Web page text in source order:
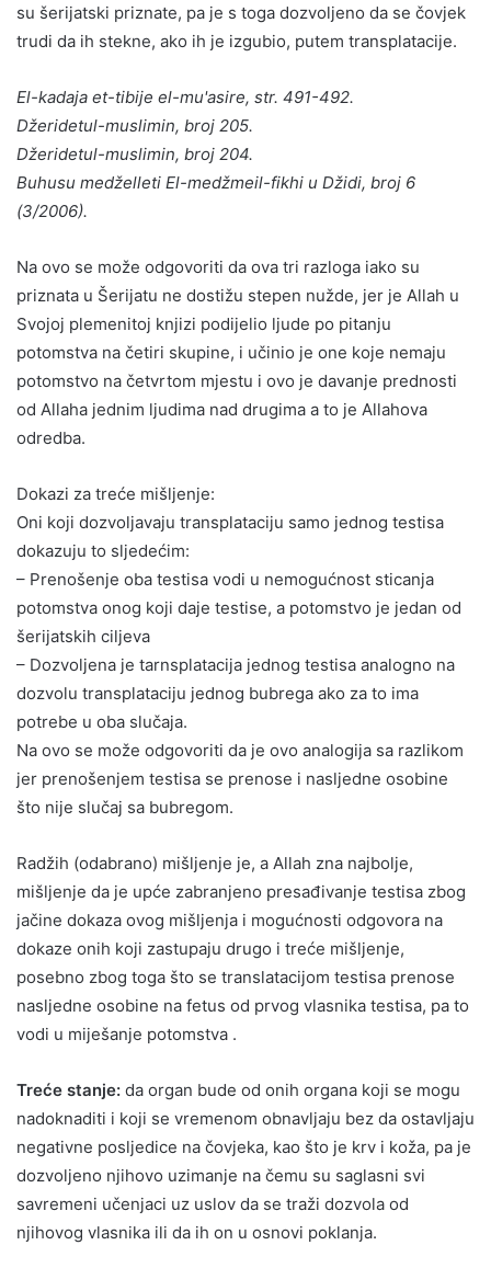
su šerijatski priznate, pa je s toga dozvoljeno da se čovjek
trudi da ih stekne, ako ih je izgubio, putem transplatacije.
El-kadaja et-tibije el-mu'asire, str. 491-492.
Džeridetul-muslimin, broj 205.
Džeridetul-muslimin, broj 204.
Buhusu medželleti El-medžmeil-fikhi u Džidi, broj 6
(3/2006).
Na ovo se može odgovoriti da ova tri razloga iako su
priznata u Šerijatu ne dostižu stepen nužde, jer je Allah u
Svojoj plemenitoj knjizi podijelio ljude po pitanju
potomstva na četiri skupine, i učinio je one koje nemaju
potomstvo na četvrtom mjestu i ovo je davanje prednosti
od Allaha jednim ljudima nad drugima a to je Allahova
odredba.
Dokazi za treće mišljenje:
Oni koji dozvoljavaju transplataciju samo jednog testisa
dokazuju to sljedećim:
– Prenošenje oba testisa vodi u nemogućnost sticanja
potomstva onog koji daje testise, a potomstvo je jedan od
šerijatskih ciljeva
– Dozvoljena je tarnsplatacija jednog testisa analogno na
dozvolu transplataciju jednog bubrega ako za to ima
potrebe u oba slučaja.
Na ovo se može odgovoriti da je ovo analogija sa razlikom
jer prenošenjem testisa se prenose i nasljedne osobine
što nije slučaj sa bubregom.
Radžih (odabrano) mišljenje je, a Allah zna najbolje,
mišljenje da je upće zabranjeno presađivanje testisa zbog
jačine dokaza ovog mišljenja i mogućnosti odgovora na
dokaze onih koji zastupaju drugo i treće mišljenje,
posebno zbog toga što se translatacijom testisa prenose
nasljedne osobine na fetus od prvog vlasnika testisa, pa to
vodi u miješanje potomstva .
Treće stanje: da organ bude od onih organa koji se mogu
nadoknaditi i koji se vremenom obnavljaju bez da ostavljaju
negativne posljedice na čovjeka, kao što je krv i koža, pa je
dozvoljeno njihovo uzimanje na čemu su saglasni svi
savremeni učenjaci uz uslov da se traži dozvola od
njihovog vlasnika ili da ih on u osnovi poklanja.